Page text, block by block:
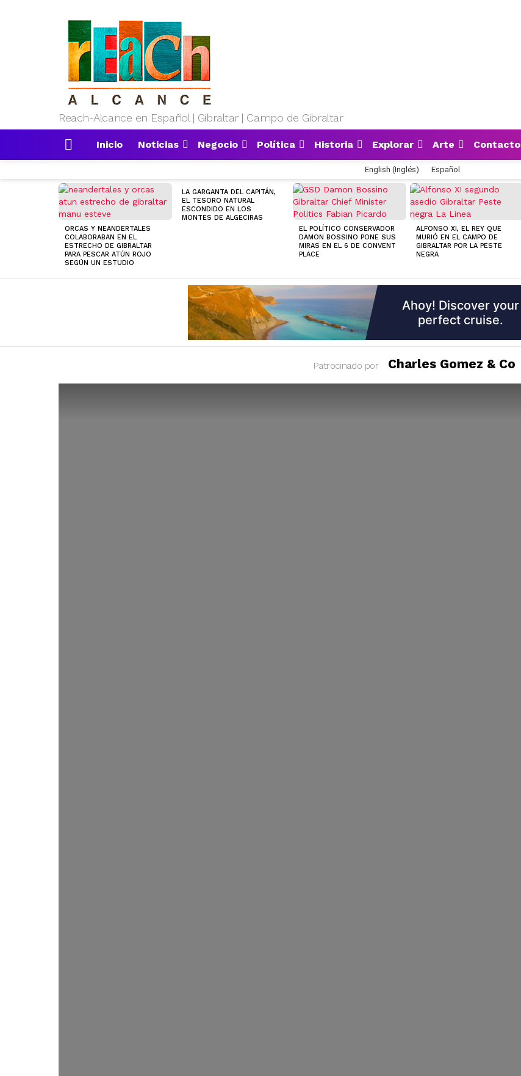
Reach-Alcance en Español | Gibraltar | Campo de Gibraltar
Inicio Noticias Negocio Política Historia Explorar Arte Contacto
English (Inglés) Español
MOST
STORIES
ORCAS Y NEANDERTALES
COLABORABAN EN EL
ESTRECHO DE GIBRALTAR
PARA PESCAR ATÚN ROJO
SEGÚN UN ESTUDIO
LA GARGANTA DEL CAPITÁN,
EL TESORO NATURAL
ESCONDIDO EN LOS
MONTES DE ALGECIRAS
EL POLÍTICO CONSERVADOR
DAMON BOSSINO PONE SUS
MIRAS EN EL 6 DE CONVENT
PLACE
ALFONSO XI, EL REY QUE
MURIÓ EN EL CAMPO DE
GIBRALTAR POR LA PESTE
NEGRA
Patrocinado por Charles Gomez & Co